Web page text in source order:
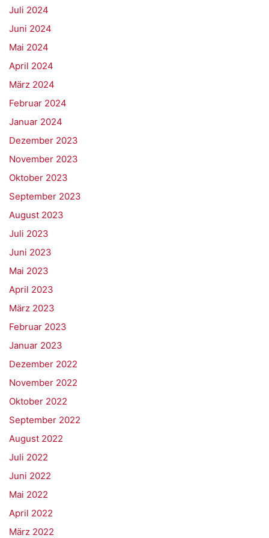
Juli 2024
Juni 2024
Mai 2024
April 2024
März 2024
Februar 2024
Januar 2024
Dezember 2023
November 2023
Oktober 2023
September 2023
August 2023
Juli 2023
Juni 2023
Mai 2023
April 2023
März 2023
Februar 2023
Januar 2023
Dezember 2022
November 2022
Oktober 2022
September 2022
August 2022
Juli 2022
Juni 2022
Mai 2022
April 2022
März 2022